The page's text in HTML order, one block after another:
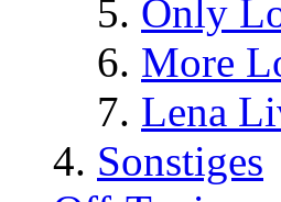
Only
More
Lena
Sonstiges